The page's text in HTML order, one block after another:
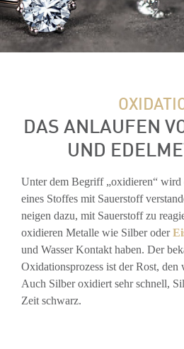
DAS ANLAUFEN
UND
Unter dem Begriff „oxidieren“ wird
eines Stoffes mit Sauerstoff
neigen dazu, mit Sauerstoff zu
oxidieren Metalle wie Silber oder
und Wasser Kontakt haben. Der
Oxidationsprozess ist der Rost,
Auch Silber oxidiert sehr schnell,
Zeit schwarz.